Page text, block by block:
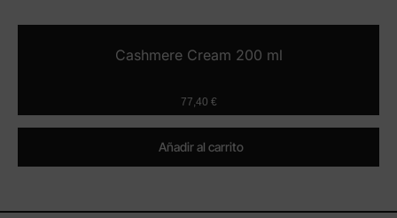
Cashmere Cream 200 ml
77,40 €
Añadir al carrito